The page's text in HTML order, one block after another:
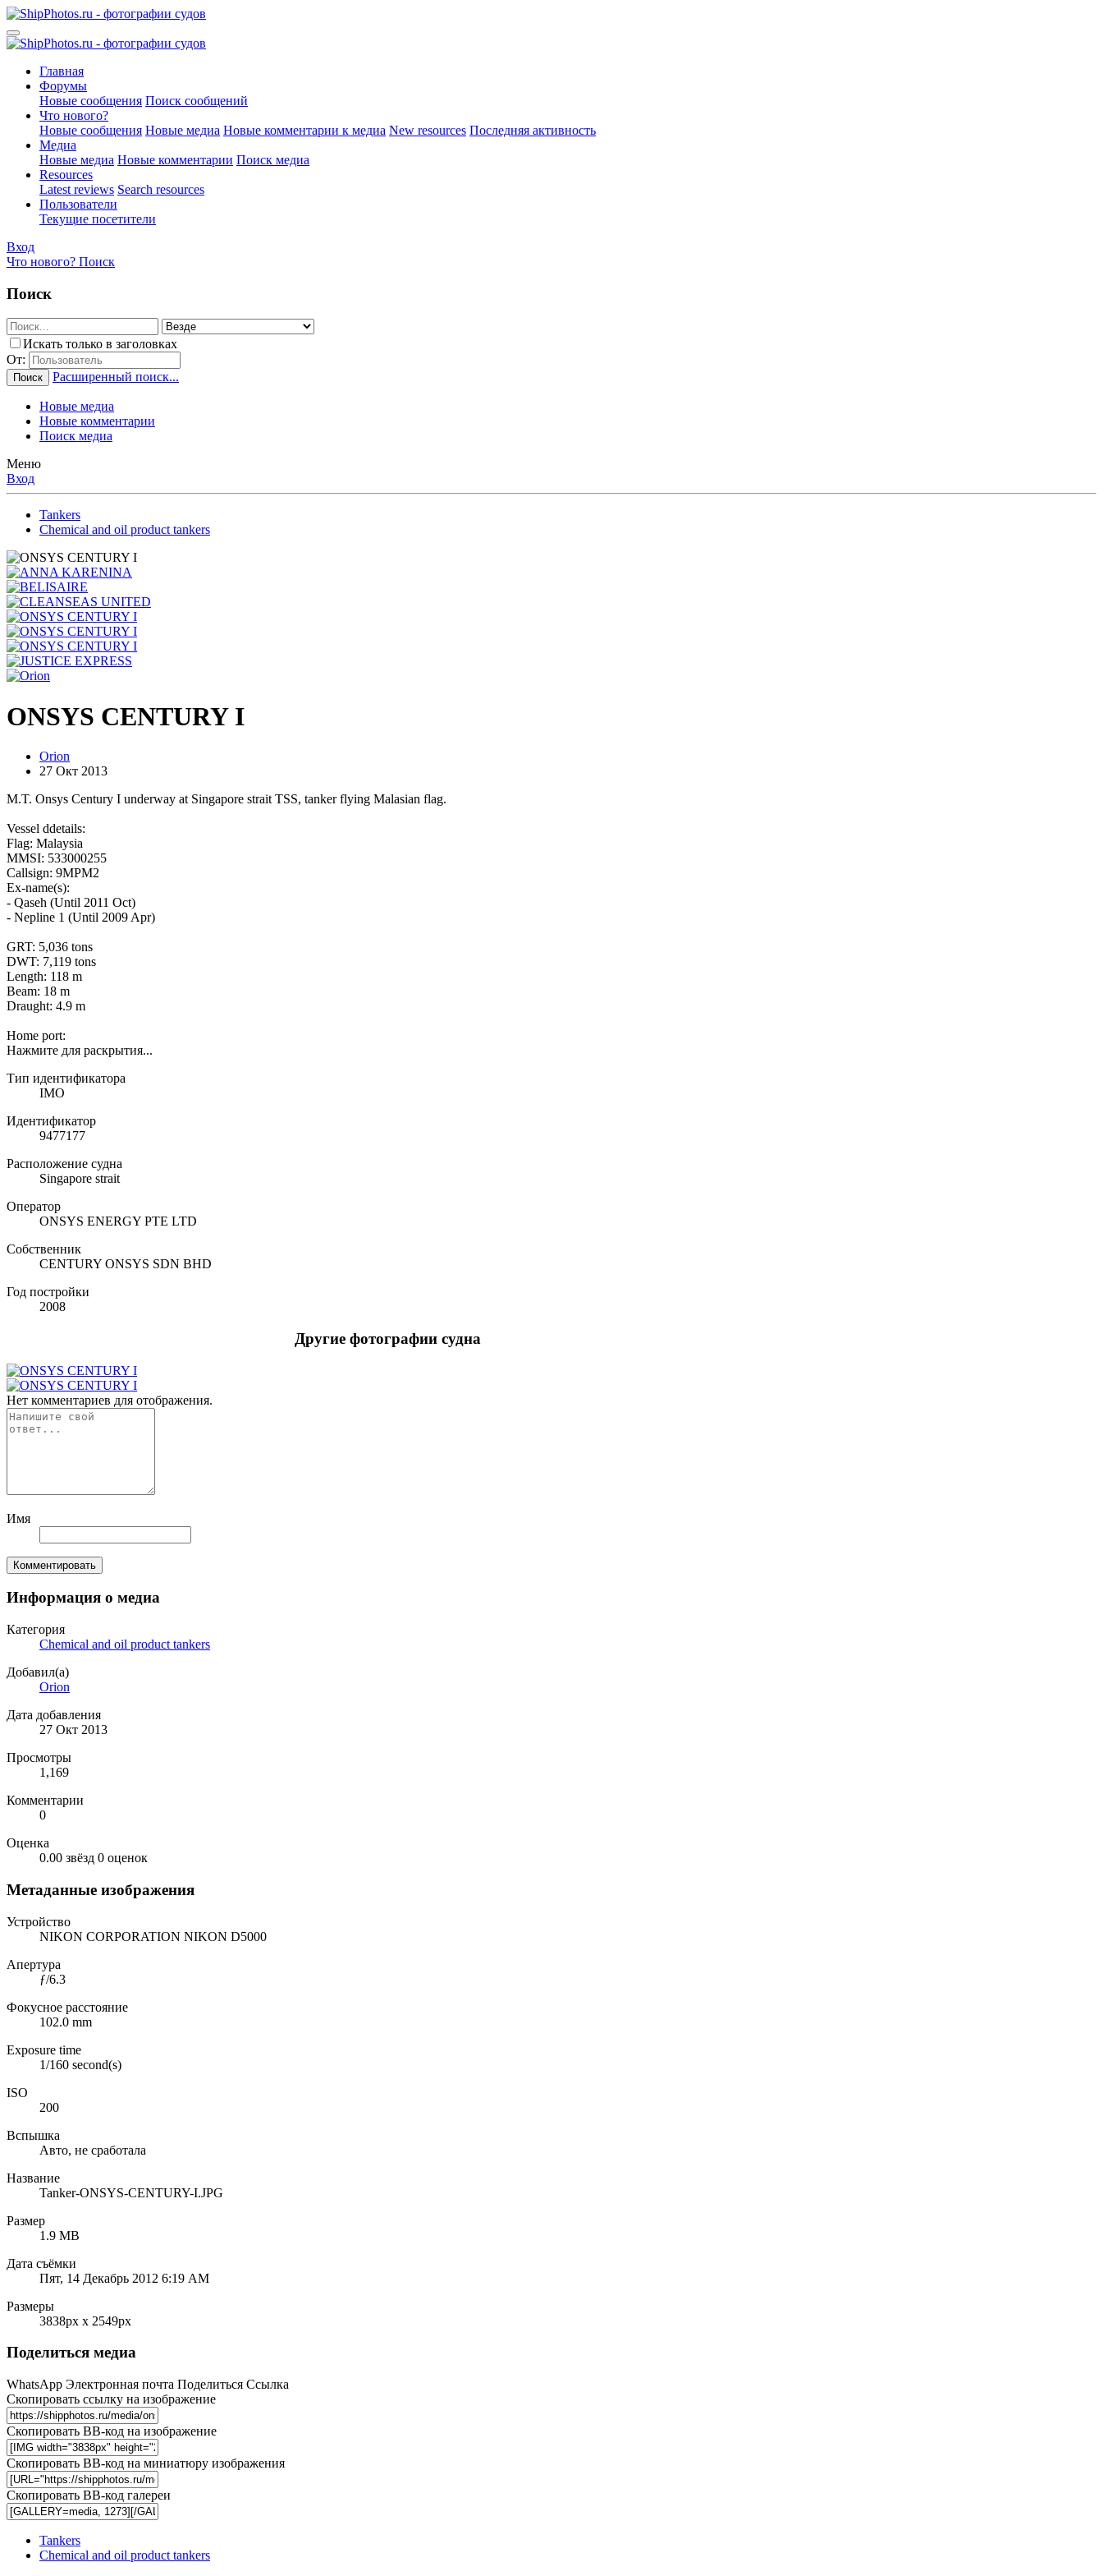
Главная
Форумы
Новые сообщения Поиск сообщений
Что нового?
Новые сообщения Новые медиа Новые комментарии к медиа New resources Последняя активность
Медиа
Новые медиа Новые комментарии Поиск медиа
Resources
Latest reviews Search resources
Пользователи
Текущие посетители
Вход
Что нового? Поиск
Поиск
Искать только в заголовках
От:
Поиск Расширенный поиск...
Новые медиа
Новые комментарии
Поиск медиа
Меню
Вход
Tankers
Chemical and oil product tankers
ONSYS CENTURY I
Orion
27 Окт 2013
M.T. Onsys Century I underway at Singapore strait TSS, tanker flying Malasian flag.
Vessel ddetails:
Flag: Malaysia
MMSI: 533000255
Callsign: 9MPM2
Ex-name(s):
- Qaseh (Until 2011 Oct)
- Nepline 1 (Until 2009 Apr)
GRT: 5,036 tons
DWT: 7,119 tons
Length: 118 m
Beam: 18 m
Draught: 4.9 m
Home port:
Нажмите для раскрытия...
Тип идентификатора
IMO
Идентификатор
9477177
Расположение судна
Singapore strait
Оператор
ONSYS ENERGY PTE LTD
Собственник
CENTURY ONSYS SDN BHD
Год постройки
2008
Другие фотографии судна
Нет комментариев для отображения.
Имя
Комментировать
Информация о медиа
Категория
Chemical and oil product tankers
Добавил(а)
Orion
Дата добавления
27 Окт 2013
Просмотры
1,169
Комментарии
0
Оценка
0.00 звёзд 0 оценок
Метаданные изображения
Устройство
NIKON CORPORATION NIKON D5000
Апертура
ƒ/6.3
Фокусное расстояние
102.0 mm
Exposure time
1/160 second(s)
ISO
200
Вспышка
Авто, не сработала
Название
Tanker-ONSYS-CENTURY-I.JPG
Размер
1.9 MB
Дата съёмки
Пят, 14 Декабрь 2012 6:19 AM
Размеры
3838px x 2549px
Поделиться медиа
WhatsApp Электронная почта Поделиться Ссылка
Скопировать ссылку на изображение
Скопировать BB-код на изображение
Скопировать BB-код на миниатюру изображения
Скопировать BB-код галереи
Tankers
Chemical and oil product tankers